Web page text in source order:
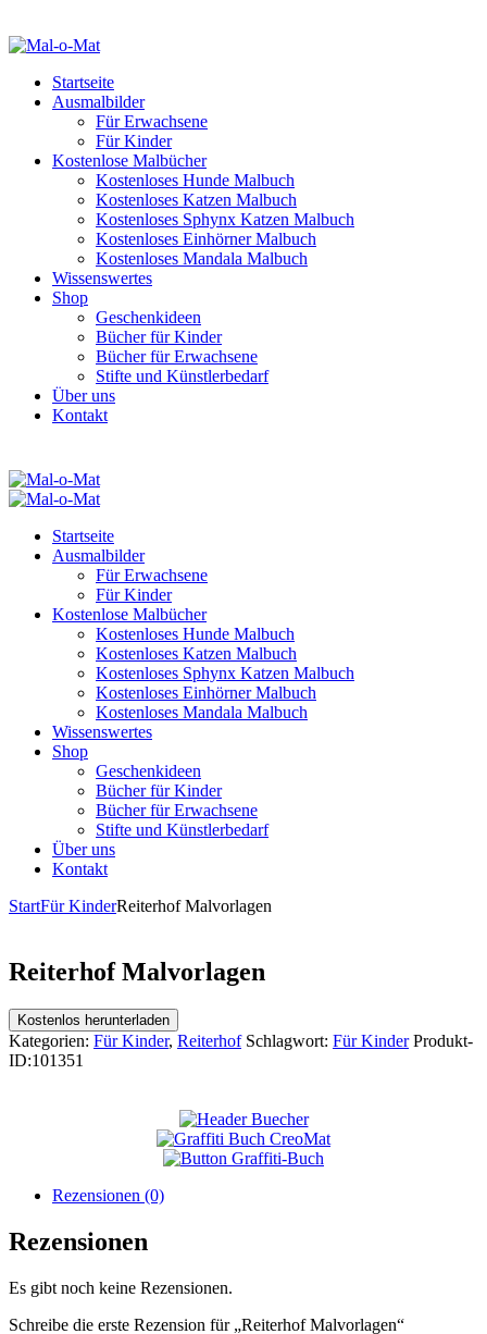
Startseite
Ausmalbilder
Für Erwachsene
Für Kinder
Kostenlose Malbücher
Kostenloses Hunde Malbuch
Kostenloses Katzen Malbuch
Kostenloses Sphynx Katzen Malbuch
Kostenloses Einhörner Malbuch
Kostenloses Mandala Malbuch
Wissenswertes
Shop
Geschenkideen
Bücher für Kinder
Bücher für Erwachsene
Stifte und Künstlerbedarf
Über uns
Kontakt
Startseite
Ausmalbilder
Für Erwachsene
Für Kinder
Kostenlose Malbücher
Kostenloses Hunde Malbuch
Kostenloses Katzen Malbuch
Kostenloses Sphynx Katzen Malbuch
Kostenloses Einhörner Malbuch
Kostenloses Mandala Malbuch
Wissenswertes
Shop
Geschenkideen
Bücher für Kinder
Bücher für Erwachsene
Stifte und Künstlerbedarf
Über uns
Kontakt
StartFür KinderReiterhof Malvorlagen
Reiterhof Malvorlagen
Kostenlos herunterladen
Kategorien: Für Kinder, Reiterhof Schlagwort: Für Kinder Produkt-
ID:101351
Rezensionen (0)
Rezensionen
Es gibt noch keine Rezensionen.
Schreibe die erste Rezension für „Reiterhof Malvorlagen“